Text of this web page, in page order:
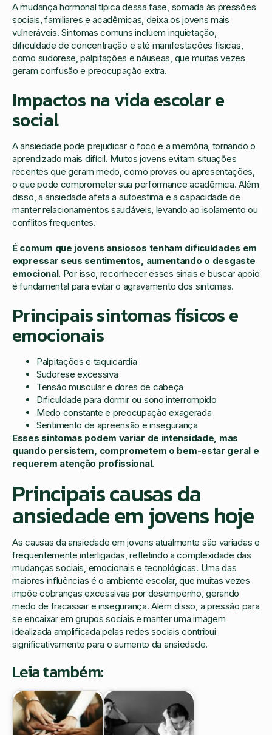
A mudança hormonal típica dessa fase, somada às pressões
sociais, familiares e acadêmicas, deixa os jovens mais
vulneráveis. Sintomas comuns incluem inquietação,
dificuldade de concentração e até manifestações físicas,
como sudorese, palpitações e náuseas, que muitas vezes
geram confusão e preocupação extra.
Impactos na vida escolar e
social
A ansiedade pode prejudicar o foco e a memória, tornando o
aprendizado mais difícil. Muitos jovens evitam situações
recentes que geram medo, como provas ou apresentações,
o que pode comprometer sua performance acadêmica. Além
disso, a ansiedade afeta a autoestima e a capacidade de
manter relacionamentos saudáveis, levando ao isolamento ou
conflitos frequentes.
É comum que jovens ansiosos tenham dificuldades em
expressar seus sentimentos, aumentando o desgaste
emocional. Por isso, reconhecer esses sinais e buscar apoio
é fundamental para evitar o agravamento dos sintomas.
Principais sintomas físicos e
emocionais
Palpitações e taquicardia
Sudorese excessiva
Tensão muscular e dores de cabeça
Dificuldade para dormir ou sono interrompido
Medo constante e preocupação exagerada
Sentimento de apreensão e insegurança
Esses sintomas podem variar de intensidade, mas
quando persistem, comprometem o bem-estar geral e
requerem atenção profissional.
Principais causas da
ansiedade em jovens hoje
As causas da ansiedade em jovens atualmente são variadas e
frequentemente interligadas, refletindo a complexidade das
mudanças sociais, emocionais e tecnológicas. Uma das
maiores influências é o ambiente escolar, que muitas vezes
impõe cobranças excessivas por desempenho, gerando
medo de fracassar e insegurança. Além disso, a pressão para
se encaixar em grupos sociais e manter uma imagem
idealizada amplificada pelas redes sociais contribui
significativamente para o aumento da ansiedade.
Leia também: